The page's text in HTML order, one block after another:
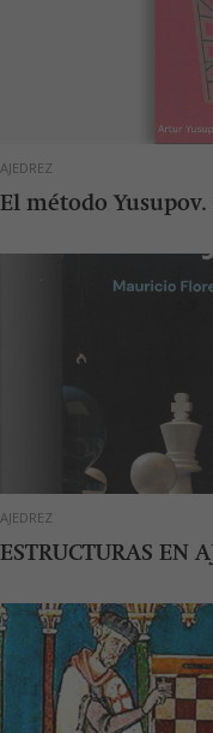
AJEDREZ
El método
AJEDREZ
ESTRUCTURAS EN